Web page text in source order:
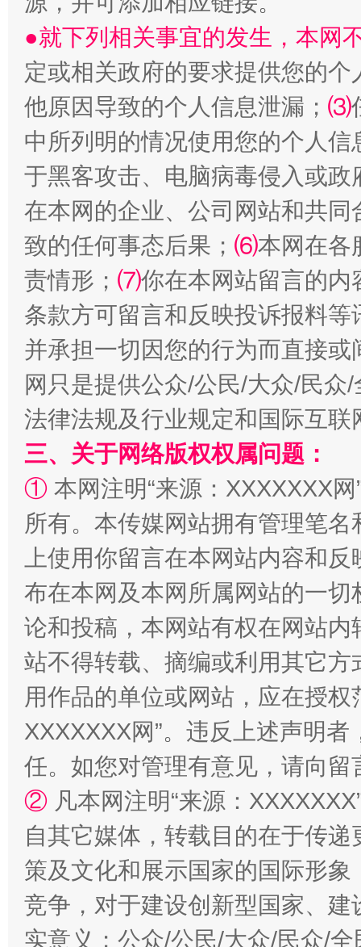
扯下公款旅游的“隐身衣” 如何以
“蜀中异人”王建安的艺术幻境
●就下列相关事宜的发生，本网
定或相关政府的要求提供您的个
他原因导致的个人信息泄漏； ⑶
中所列明的情况使用您的个人
于黑客攻击、电脑病毒侵入或
在本网的企业、公司网站和共
致的任何事态后果； ⑹本网在各
责情形； ⑺你在本网站留言的内
条款方可留言和反映投诉报料
并承担一切因您的行为而直接
网只是提供公众/公民/大众/民
法律法规及行业规定和国际互
三、关于网络版权权属问题：
① 本网注明“来源：XXXXXXX
所有。本传媒网站拥有管理笔
上使用你留言在本网站内容和
布在本网及本网所属网站的一
论和投稿，本网站有权在网站
站不得转载、摘编或利用其它
用作品的单位或网站，应在授
XXXXXXX网”。违反上述声明
任。如您对管理有意见，请向
② 凡本网注明“来源：
自其它媒体，转载目的在于传
策及文化和展示国家的国际形
竞争，对于建设创新型国家、
实意义；公众/公民/大众/民众/